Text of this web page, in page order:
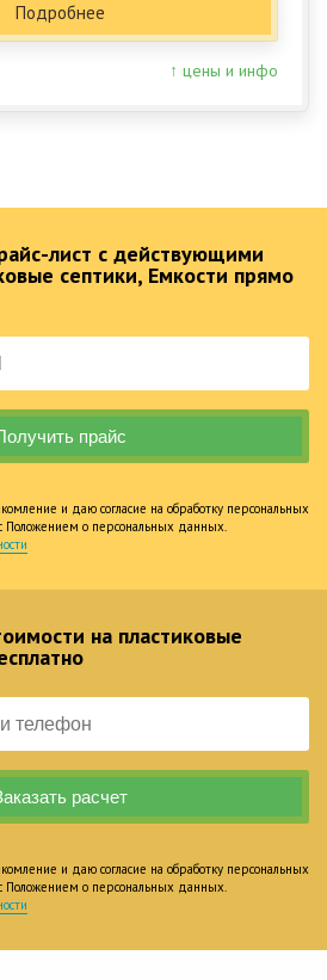
Подробнее
↑ цены и инфо
лист с действующими
септики, Емкости прямо
и даю согласие на обработку персональных
Положением о персональных данных.
на пластиковые
и даю согласие на обработку персональных
Положением о персональных данных.